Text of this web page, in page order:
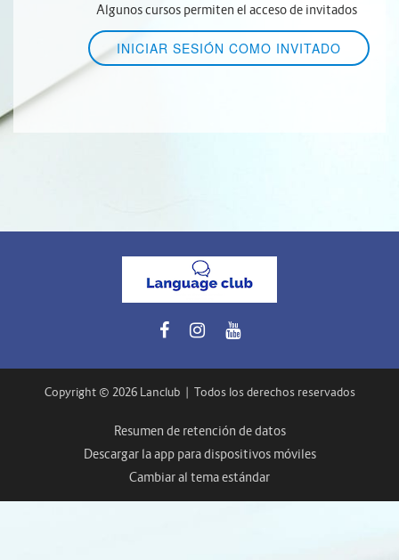
Algunos cursos permiten el acceso de invitados
Copyright © 2026 Lanclub | Todos los derechos reservados
Resumen de retención de datos
Descargar la app para dispositivos móviles
Cambiar al tema estándar